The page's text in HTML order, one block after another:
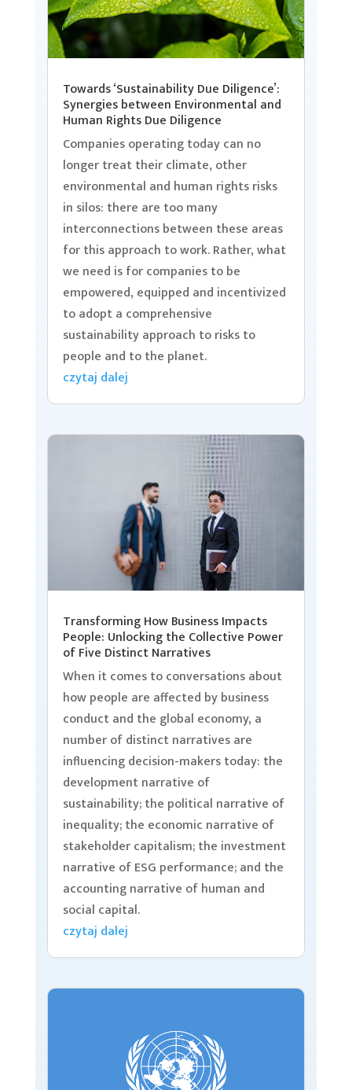
Towards ‘Sustainability Due Diligence’:
Synergies between Environmental and
Human Rights Due Diligence
Companies operating today can no
longer treat their climate, other
environmental and human rights risks
in silos: there are too many
interconnections between these areas
for this approach to work. Rather, what
we need is for companies to be
empowered, equipped and incentivized
to adopt a comprehensive
sustainability approach to risks to
people and to the planet.
czytaj dalej
Transforming How Business Impacts
People: Unlocking the Collective Power
of Five Distinct Narratives
When it comes to conversations about
how people are affected by business
conduct and the global economy, a
number of distinct narratives are
influencing decision-makers today: the
development narrative of
sustainability; the political narrative of
inequality; the economic narrative of
stakeholder capitalism; the investment
narrative of ESG performance; and the
accounting narrative of human and
social capital.
czytaj dalej